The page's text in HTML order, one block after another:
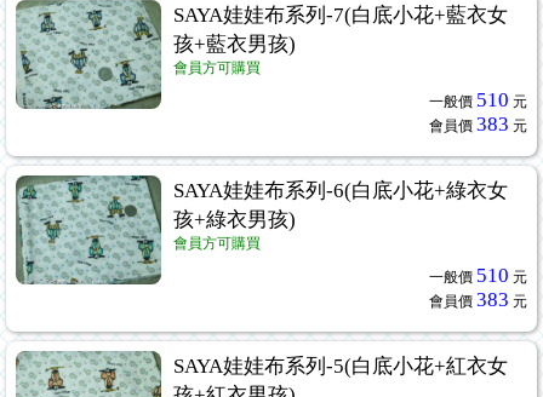
SAYA娃娃布系列-7(白底小花+藍衣女
孩+藍衣男孩)
會員方可購買
一般價 510 元
會員價 383 元
SAYA娃娃布系列-6(白底小花+綠衣女
孩+綠衣男孩)
會員方可購買
一般價 510 元
會員價 383 元
SAYA娃娃布系列-5(白底小花+紅衣女